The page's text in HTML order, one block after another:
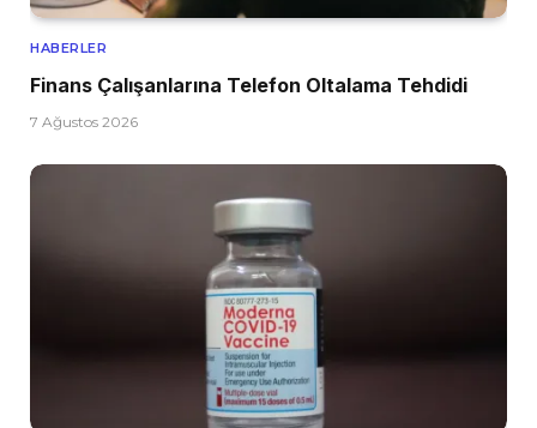
HABERLER
Finans Çalışanlarına Telefon Oltalama Tehdidi
7 Ağustos 2026